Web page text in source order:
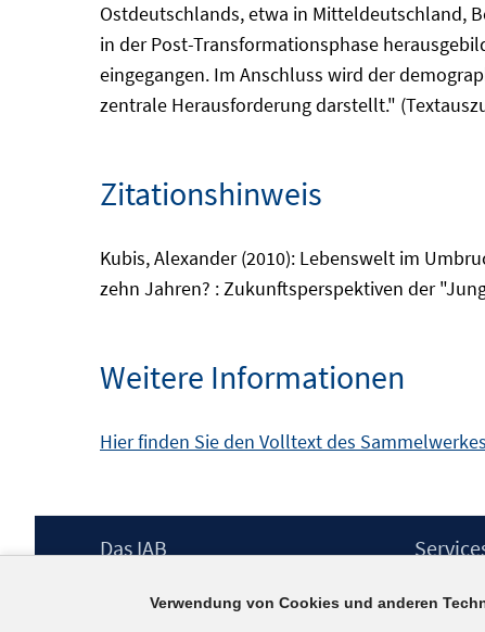
Ostdeutschlands, etwa in Mitteldeutschland,
in der Post-Transformationsphase
eingegangen. Im Anschluss wird der
zentrale Herausforderung darstellt."
Zitationshinweis
Kubis, Alexander (2010): Lebenswelt im
zehn Jahren? : Zukunftsperspektiven der
Weitere Informationen
Hier finden Sie den Volltext des
Footer
Das IAB
Berufsforschung (IAB) – unser Leitbild
IAB-
Verwendung von Cookies und anderen